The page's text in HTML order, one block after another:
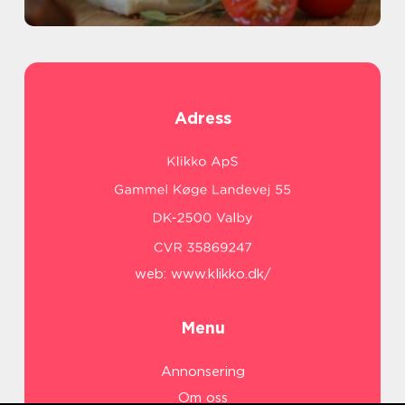
Adress
web: www.klikko.dk/
Menu
Annonsering
Om oss